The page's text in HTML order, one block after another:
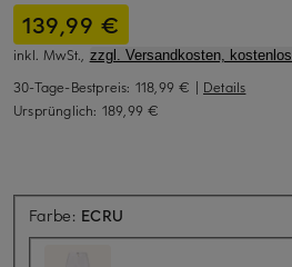
139,99 €
inkl. MwSt., zzgl. Versandkosten,
30-Tage-Bestpreis: 118,99 € | Details
Ursprünglich: 189,99 €
Farbe: ECRU